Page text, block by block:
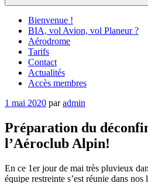
Bienvenue !
BIA, vol Avion, vol Planeur ?
Aérodrome
Tarifs
Contact
Actualités
Accès membres
Publié
1 mai 2020 paradmin
Préparation du
l’Aéroclub Alpin!
En ce 1er jour de mai très pluvieux
équipe restreinte s’est réunie dans